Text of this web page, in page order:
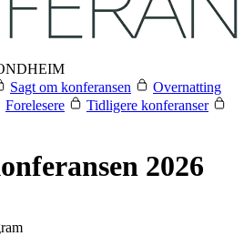
Sagt om konferansen
Overnatting
Forelesere
Tidligere konferanser
2026